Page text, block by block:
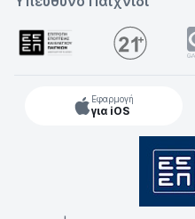
Εφαρμογή
για iOS